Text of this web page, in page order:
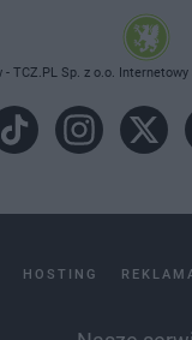
- TCZ.PL Sp. z o.o.
HOSTING